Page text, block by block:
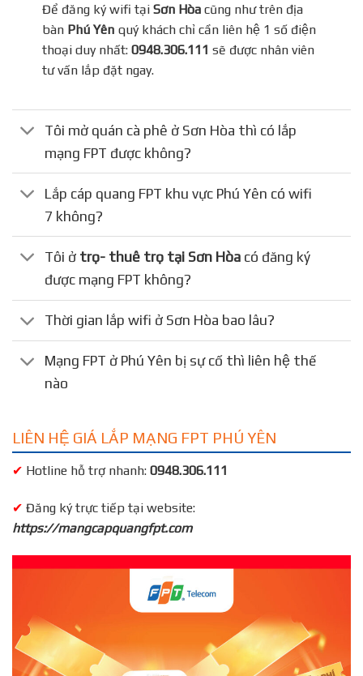
Để đăng ký wifi tạiSơn Hòacũng như trên địa
bànPhú Yênquý khách chỉ cần liên hệ 1 số điện
thoại duy nhất:0948.306.111 sẽ được nhân viên
tư vấn lắp đặt ngay.
Tôi mở quán cà phê ở Sơn Hòa thì có lắp
mạng FPT được không?
Lắp cáp quang FPT khu vực Phú Yên có wifi
7 không?
Tôi ở trọ- thuê trọ tại Sơn Hòa có đăng ký
được mạng FPT không?
Thời gian lắp wifi ở Sơn Hòa bao lâu?
Mạng FPT ở Phú Yên bị sự cố thì liên hệ thế
nào
LIÊN HỆ GIÁ LẮP MẠNG FPT PHÚ YÊN
✔ Hotline hỗ trợ nhanh: 0948.306.111
✔ Đăng ký trực tiếp tại website:
https://mangcapquangfpt.com